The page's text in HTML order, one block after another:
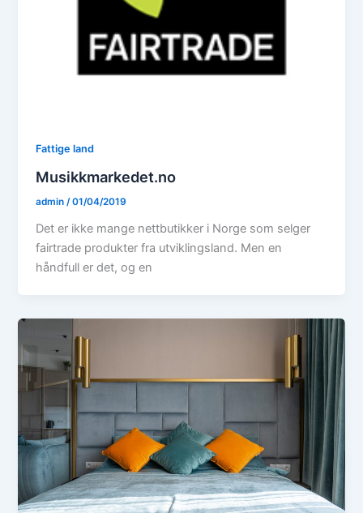
Fattige land
Musikkmarkedet.no
admin/01/04/2019
Det er ikke mange nettbutikker i Norge som selger
fairtrade produkter fra utviklingsland. Men en
håndfull er det, og en